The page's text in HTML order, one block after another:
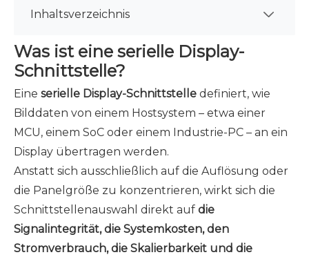
Inhaltsverzeichnis
Was ist eine serielle Display-
Schnittstelle?
Eine serielle Display-Schnittstelle definiert, wie
Bilddaten von einem Hostsystem – etwa einer
MCU, einem SoC oder einem Industrie-PC – an ein
Display übertragen werden.
Anstatt sich ausschließlich auf die Auflösung oder
die Panelgröße zu konzentrieren, wirkt sich die
Schnittstellenauswahl direkt auf die
Signalintegrität, die Systemkosten, den
Stromverbrauch, die Skalierbarkeit und die